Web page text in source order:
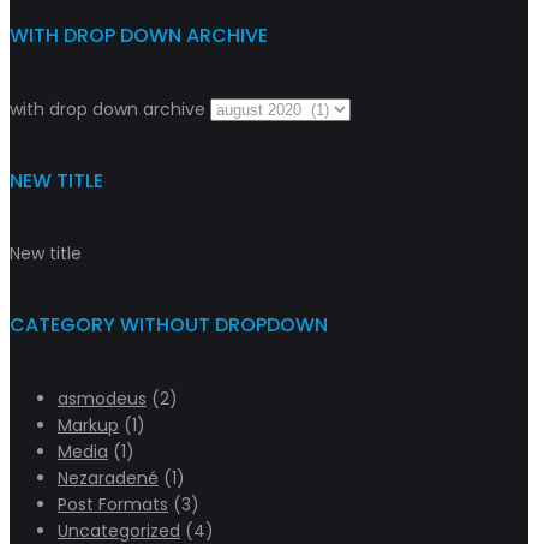
WITH DROP DOWN ARCHIVE
with drop down archive
NEW TITLE
New title
CATEGORY WITHOUT DROPDOWN
asmodeus (2)
Markup (1)
Media (1)
Nezaradené (1)
Post Formats (3)
Uncategorized (4)